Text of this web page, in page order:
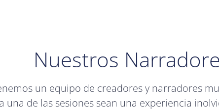
Nuestros
un equipo de creadores y narradores
una de las sesiones sean una experiencia